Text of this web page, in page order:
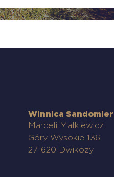
Winnica
Marceli Małkiewicz
Góry Wysokie 136
27-620 Dwikozy